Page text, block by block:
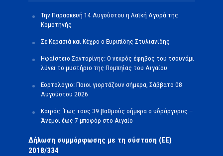
Την Παρασκευή 14 Αυγούστου η Λαϊκή Αγορά της
Κομοτηνής
Σε Κερασιά και Κέχρο ο Ευριπίδης Στυλιανίδης
Ηφαίστειο Σαντορίνης: Ο νεκρός έφηβος του τσουνάμι
λύνει το μυστήριο της Πομπηίας του Αιγαίου
Εορτολόγιο: Ποιοι γιορτάζουν σήμερα, Σάββατο 08
Αυγούστου 2026
Καιρός: Έως τους 39 βαθμούς σήμερα ο υδράργυρος –
Άνεμοι έως 7 μποφόρ στο Αιγαίο
Δήλωση συμμόρφωσης με τη σύσταση (ΕΕ)
2018/334